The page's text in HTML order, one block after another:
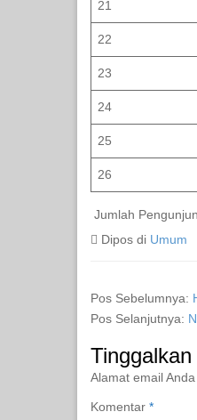
21
22
23
24
25
26
Jumlah
Dipos di Umum
Pos Sebelumnya:
Pos Selanjutnya:
Alamat email
Komentar *